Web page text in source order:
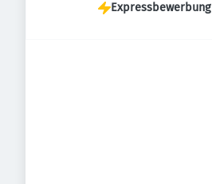
Expressbewerbung